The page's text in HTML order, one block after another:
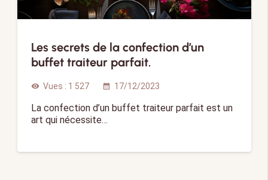
Les secrets de la confection d’un
buffet traiteur parfait.
visibility Vues : 1 527 calendar_month 17/12/2023
La confection d’un buffet traiteur parfait est un
art qui nécessite…